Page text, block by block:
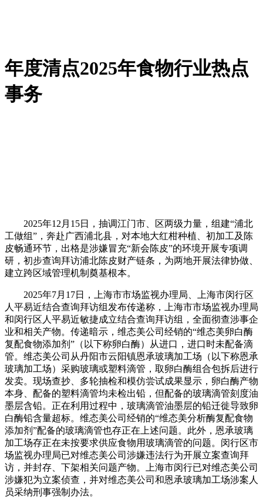
年度清点2025年食物行业热点
事务
2025年12月15日，抽调江门市、区两级力量，组建“浦北
工做组”，奔赴广西浦北县，对本地大红柑种植、初加工及陈
皮畅通环节，出格是涉嫌冒充“新会陈皮”的环境开展专项调
研，初步查询拜访浦北陈皮财产链条，为两地开展法律协做、
建立跨区域管理机制奠基根本。
2025年7月17日，上海市市场监视办理局、上海市闵行区
人平易近结合查询拜访组发布传递称，上海市市场监视办理局
和闵行区人平易近敏捷成立结合查询拜访组，全面彻查涉事企
业和相关产物。传递暗示，维态美公司经销的“维态美卵白酶
复配食物添加剂”（以下称卵白酶）从进口，进口时未配备滴
管。维态美公司从丹阳市云阳镇恩承玻璃加工场（以下称恩承
玻璃加工场）采购玻璃或塑料滴管，取卵白酶组合包拆后进行
发卖。现场查抄、多轮抽检和模仿尝试成果显示，卵白酶产物
本身、配备的塑料滴管均未检出铅，但配备的玻璃滴管刻度油
墨层含铅。正在利用过程中，玻璃滴管油墨层的铅迁徙导致卵
白酶铅含量超标。维态美公司经销的“维态美分析酶复配食物
添加剂”配备的玻璃滴管也存正在上述问题。此外，恩承玻璃
加工场存正在未按要求供应食物用玻璃滴管的问题。闵行区市
场监视办理局已对维态美公司涉嫌违法行为开展立案查询拜
访，并封存、下架相关问题产物。上海市闵行已对维态美公司
涉嫌犯为立案侦查，并对维态美公司和恩承玻璃加工场涉案人
员采纳刑事强制办法。